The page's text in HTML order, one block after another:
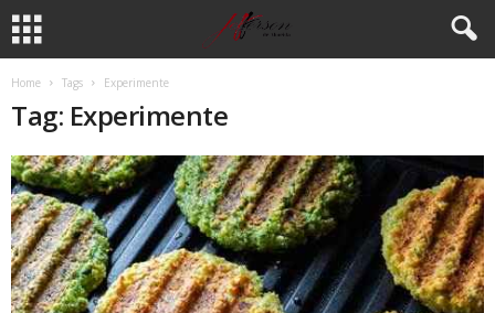
Home Tags Experimente
Tag: Experimente